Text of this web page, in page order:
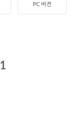
PC 버젼